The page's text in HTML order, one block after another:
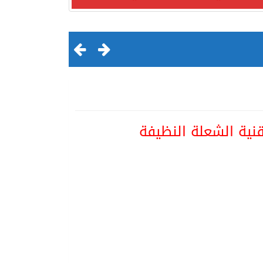
الثالث عشر الهجري
الشعلة النظيفة